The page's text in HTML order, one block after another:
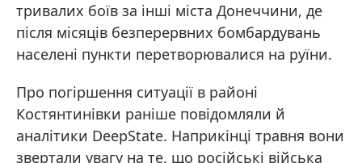
тривалих боїв за інші міста Донеччини, де
після місяців безперервних бомбардувань
населені пункти перетворювалися на руїни.
Про погіршення ситуації в районі
Костянтинівки раніше повідомляли й
аналітики DeepState. Наприкінці травня вони
звертали увагу на те, що російські війська